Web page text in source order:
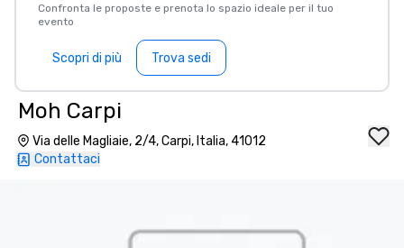
Confronta le proposte e prenota lo spazio ideale per il tuo
evento
Scopri di più Trova sedi
Moh Carpi
Via delle Magliaie, 2/4, Carpi, Italia, 41012
Contattaci